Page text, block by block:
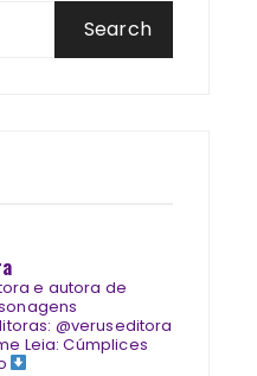
e autora de
@veruseditora
Leia: Cúmplices